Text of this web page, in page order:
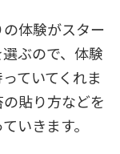
体験がスター
ぶので、体験
ていてくれま
貼り方などを
いきます。